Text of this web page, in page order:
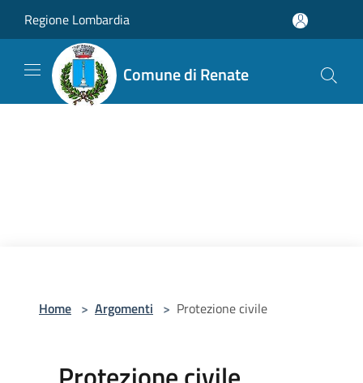
Regione Lombardia
Comune di Renate
Home > Argomenti > Protezione civile